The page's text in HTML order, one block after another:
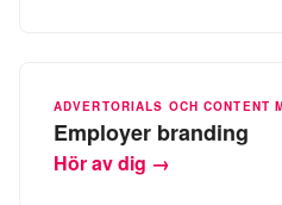
ADVERTORIALS OCH CONTENT
Employer branding
Hör av dig →